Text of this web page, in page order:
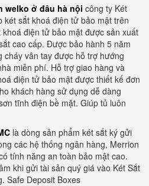
welko ở đâu hà nội công ty Két
két sắt khoá điện tử bảo mật trên
điện tử bảo mật được sản xuất
cao cấp. Được bảo hành 5 năm
cháy vân tay được hỗ trợ hướng
miễn phí. Hỗ trợ giao hàng và
điện tử bảo mật được thiết kế đơn
khách hàng sử dụng dễ dàng
tĩnh điện bề mặt. Giúp tủ luôn
là dòng sản phẩm két sắt ký gửi
các hệ thống ngân hàng, Merrion
tính năng an toàn bảo mật cao.
khi gửi tài sản quý giá vào Két Sắt
Safe Deposit Boxes